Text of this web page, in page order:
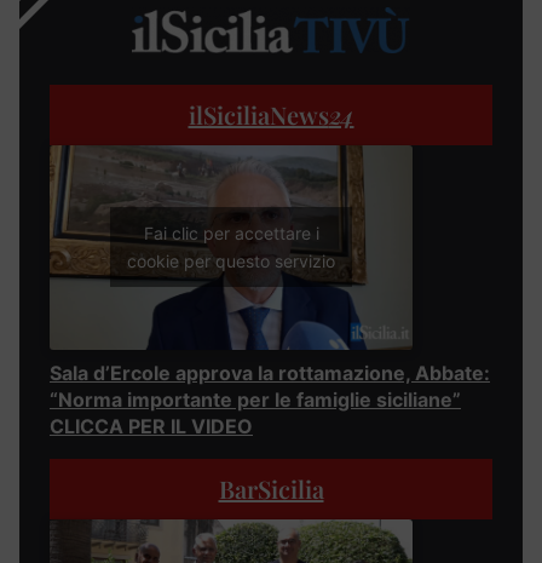
ilSiciliaNews24
Fai clic per accettare i
cookie per questo servizio
Sala d’Ercole approva la rottamazione, Abbate:
“Norma importante per le famiglie siciliane”
CLICCA PER IL VIDEO
BarSicilia